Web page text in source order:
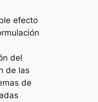
efecto
del
de las
de